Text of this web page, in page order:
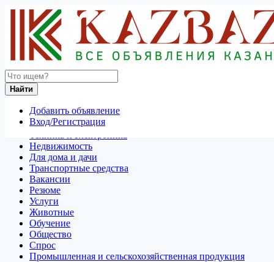
Найти
Добавить объявление
Вход/Регистрация
Россия
Разное
Личные вещи
Недвижимость
Для дома и дачи
Транспортные средства
Вакансии
Резюме
Услуги
Животные
Обучение
Общество
Спрос
Промышленная и сельскохозяйственная продукция